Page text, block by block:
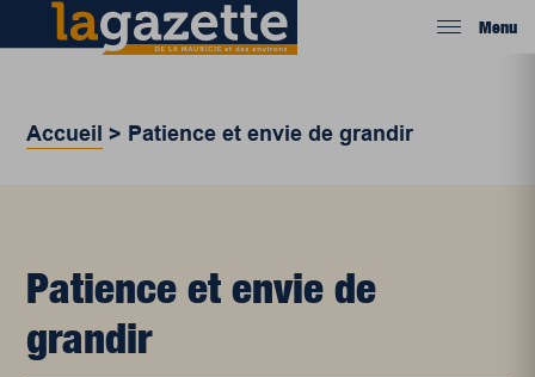
Menu
Accueil > Patience et envie de grandir
Patience et envie de
grandir